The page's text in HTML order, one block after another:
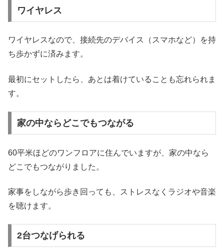
ワイヤレス
ワイヤレスなので、接続先のデバイス（スマホなど）を持
ち歩かずに済みます。
最初にセットしたら、あとは着けていることも忘れられま
す。
家の中ならどこでもつながる
60平米ほどのワンフロアに住んでいますが、家の中なら
どこでもつながりました。
家事をしながら歩き回っても、ストレスなくラジオや音楽
を聴けます。
2台つなげられる